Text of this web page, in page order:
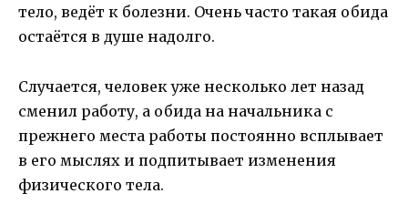
тело, ведёт к болезни. Очень часто такая обида
остаётся в душе надолго.
Случается, человек уже несколько лет назад
сменил работу, а обида на начальника с
прежнего места работы постоянно всплывает
в его мыслях и подпитывает изменения
физического тела.